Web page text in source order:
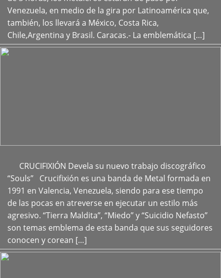
Venezuela, en medio de la gira por Latinoamérica que,
también, los llevará a México, Costa Rica,
Chile,Argentina y Brasil. Caracas.- La emblemática […]
CRUCIFIXIÓN Devela su nuevo trabajo discográfico
“Souls” Crucifixión es una banda de Metal formada en
1991 en Valencia, Venezuela, siendo para ese tiempo
de las pocas en atreverse en ejecutar un estilo más
agresivo. “Tierra Maldita”, “Miedo” y “Suicidio Nefasto”
son temas emblema de esta banda que sus seguidores
conocen y corean […]
+